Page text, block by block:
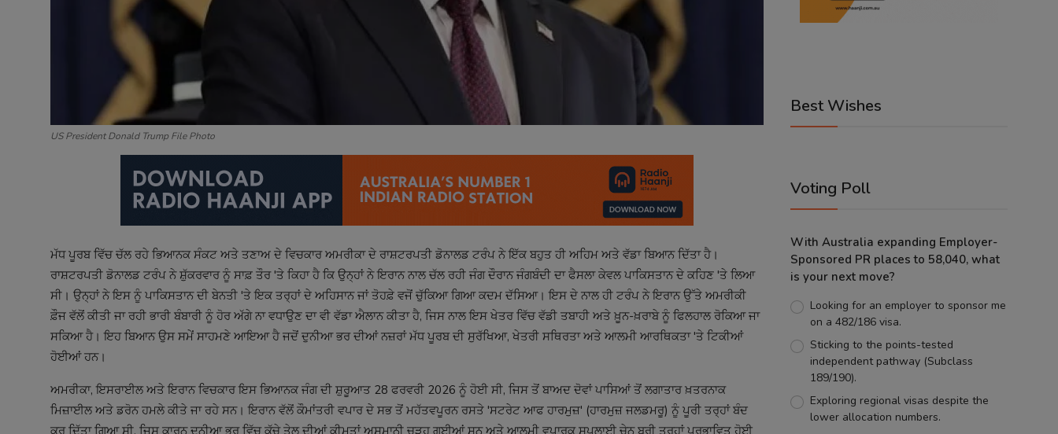
US President Donald Trump File Photo
ਮੱਧ ਪੂਰਬ ਵਿੱਚ ਚੱਲ ਰਹੇ ਭਿਆਨਕ ਸੰਕਟ ਅਤੇ ਤਣਾਅ ਦੇ ਵਿਚਕਾਰ ਅਮਰੀਕਾ ਦੇ ਰਾਸ਼ਟਰਪਤੀ ਡੋਨਾਲਡ ਟਰੰਪ ਨੇ ਇੱਕ ਬਹੁਤ ਹੀ ਅਹਿਮ ਅਤੇ ਵੱਡਾ ਬਿਆਨ ਦਿੱਤਾ ਹੈ।
ਰਾਸ਼ਟਰਪਤੀ ਡੋਨਾਲਡ ਟਰੰਪ ਨੇ ਸ਼ੁੱਕਰਵਾਰ ਨੂੰ ਸਾਫ਼ ਤੌਰ 'ਤੇ ਕਿਹਾ ਹੈ ਕਿ ਉਨ੍ਹਾਂ ਨੇ ਇਰਾਨ ਨਾਲ ਚੱਲ ਰਹੀ ਜੰਗ ਦੌਰਾਨ ਜੰਗਬੰਦੀ ਦਾ ਫੈਸਲਾ ਕੇਵਲ ਪਾਕਿਸਤਾਨ ਦੇ ਕਹਿਣ 'ਤੇ ਲਿਆ
ਸੀ। ਉਨ੍ਹਾਂ ਨੇ ਇਸ ਨੂੰ ਪਾਕਿਸਤਾਨ ਦੀ ਬੇਨਤੀ 'ਤੇ ਇਕ ਤਰ੍ਹਾਂ ਦੇ ਅਹਿਸਾਨ ਜਾਂ ਤੋਹਫ਼ੇ ਵਜੋਂ ਚੁੱਕਿਆ ਗਿਆ ਕਦਮ ਦੱਸਿਆ। ਇਸ ਦੇ ਨਾਲ ਹੀ ਟਰੰਪ ਨੇ ਇਰਾਨ ਉੱਤੇ ਅਮਰੀਕੀ
ਫ਼ੌਜ ਵੱਲੋਂ ਕੀਤੀ ਜਾ ਰਹੀ ਭਾਰੀ ਬੰਬਾਰੀ ਨੂੰ ਹੋਰ ਅੱਗੇ ਨਾ ਵਧਾਉਣ ਦਾ ਵੀ ਵੱਡਾ ਐਲਾਨ ਕੀਤਾ ਹੈ, ਜਿਸ ਨਾਲ ਇਸ ਖੇਤਰ ਵਿੱਚ ਵੱਡੀ ਤਬਾਹੀ ਅਤੇ ਖ਼ੂਨ-ਖ਼ਰਾਬੇ ਨੂੰ ਫਿਲਹਾਲ ਰੋਕਿਆ ਜਾ
ਸਕਿਆ ਹੈ। ਇਹ ਬਿਆਨ ਉਸ ਸਮੇਂ ਸਾਹਮਣੇ ਆਇਆ ਹੈ ਜਦੋਂ ਦੁਨੀਆ ਭਰ ਦੀਆਂ ਨਜ਼ਰਾਂ ਮੱਧ ਪੂਰਬ ਦੀ ਸੁਰੱਖਿਆ, ਖੇਤਰੀ ਸਥਿਰਤਾ ਅਤੇ ਆਲਮੀ ਆਰਥਿਕਤਾ 'ਤੇ ਟਿਕੀਆਂ
ਹੋਈਆਂ ਹਨ।
ਅਮਰੀਕਾ, ਇਸਰਾਈਲ ਅਤੇ ਇਰਾਨ ਵਿਚਕਾਰ ਇਸ ਭਿਆਨਕ ਜੰਗ ਦੀ ਸ਼ੁਰੂਆਤ 28 ਫਰਵਰੀ 2026 ਨੂੰ ਹੋਈ ਸੀ, ਜਿਸ ਤੋਂ ਬਾਅਦ ਦੋਵਾਂ ਪਾਸਿਆਂ ਤੋਂ ਲਗਾਤਾਰ ਖ਼ਤਰਨਾਕ
ਮਿਜ਼ਾਈਲ ਅਤੇ ਡਰੋਨ ਹਮਲੇ ਕੀਤੇ ਜਾ ਰਹੇ ਸਨ। ਇਰਾਨ ਵੱਲੋਂ ਕੌਮਾਂਤਰੀ ਵਪਾਰ ਦੇ ਸਭ ਤੋਂ ਮਹੱਤਵਪੂਰਨ ਰਸਤੇ 'ਸਟਰੇਟ ਆਫ ਹਾਰਮੁਜ਼' (ਹਾਰਮੁਜ਼ ਜਲਡਮਰੂ) ਨੂੰ ਪੂਰੀ ਤਰ੍ਹਾਂ ਬੰਦ
Best Wishes
Voting Poll
With Australia expanding Employer-
Sponsored PR places to 58,040, what
is your next move?
Looking for an employer to sponsor me
on a 482/186 visa.
Sticking to the points-tested
independent pathway (Subclass
189/190).
Exploring regional visas despite the
lower allocation numbers.